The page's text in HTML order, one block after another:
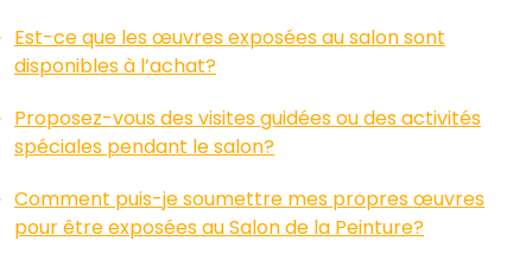
Est-ce que les œuvres exposées au salon sont
disponibles à l’achat?
Proposez-vous des visites guidées ou des activités
spéciales pendant le salon?
Comment puis-je soumettre mes propres œuvres
pour être exposées au Salon de la Peinture?